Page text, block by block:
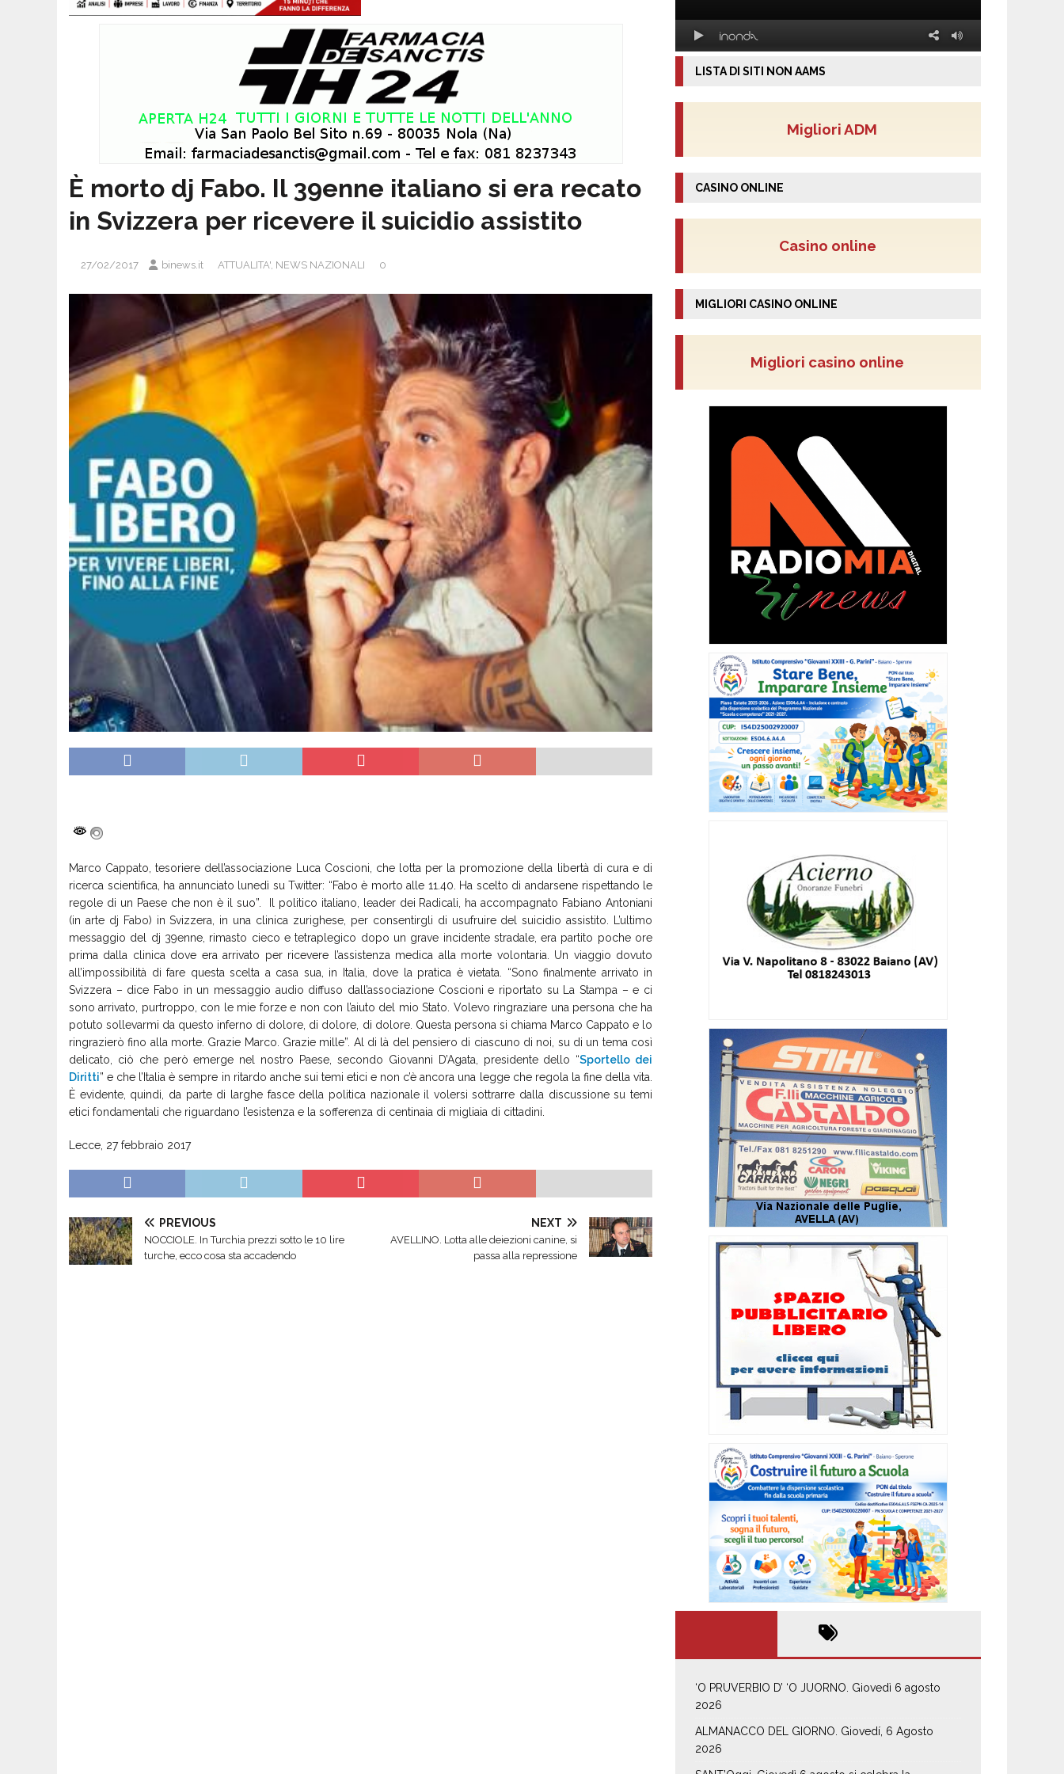
È morto dj Fabo. Il 39enne italiano si era recato
in Svizzera per ricevere il suicidio assistito
27/02/2017 binews.it ATTUALITA', NEWS NAZIONALI 0
Marco Cappato, tesoriere dell’associazione Luca Coscioni, che lotta per la promozione della libertà di cura e di
ricerca scientifica, ha annunciato lunedì su Twitter: “Fabo è morto alle 11.40. Ha scelto di andarsene rispettando le
regole di un Paese che non è il suo”. Il politico italiano, leader dei Radicali, ha accompagnato Fabiano Antoniani
(in arte dj Fabo) in Svizzera, in una clinica zurighese, per consentirgli di usufruire del suicidio assistito. L’ultimo
messaggio del dj 39enne, rimasto cieco e tetraplegico dopo un grave incidente stradale, era partito poche ore
prima dalla clinica dove era arrivato per ricevere l’assistenza medica alla morte volontaria. Un viaggio dovuto
all’impossibilità di fare questa scelta a casa sua, in Italia, dove la pratica è vietata. “Sono finalmente arrivato in
Svizzera – dice Fabo in un messaggio audio diffuso dall’associazione Coscioni e riportato su La Stampa – e ci
sono arrivato, purtroppo, con le mie forze e non con l’aiuto del mio Stato. Volevo ringraziare una persona che ha
potuto sollevarmi da questo inferno di dolore, di dolore, di dolore. Questa persona si chiama Marco Cappato e lo
ringrazierò fino alla morte. Grazie Marco. Grazie mille”. Al di là del pensiero di ciascuno di noi, su di un tema così
delicato, ciò che però emerge nel nostro Paese, secondo Giovanni D’Agata, presidente dello “Sportello dei
Diritti” e che l’Italia è sempre in ritardo anche sui temi etici e non c’è ancora una legge che regola la fine della vita.
È evidente, quindi, da parte di larghe fasce della politica nazionale il volersi sottrarre dalla discussione su temi
etici fondamentali che riguardano l’esistenza e la sofferenza di centinaia di migliaia di cittadini.
Lecce, 27 febbraio 2017
PREVIOUS
NOCCIOLE. In Turchia prezzi sotto le 10 lire
turche, ecco cosa sta accadendo
NEXT
AVELLINO. Lotta alle deiezioni canine, si
passa alla repressione
LISTA DI SITI NON AAMS
Migliori ADM
CASINO ONLINE
Casino online
MIGLIORI CASINO ONLINE
Migliori casino online
‘O PRUVERBIO D’ ‘O JUORNO. Giovedì 6 agosto
2026
ALMANACCO DEL GIORNO. Giovedí, 6 Agosto
2026